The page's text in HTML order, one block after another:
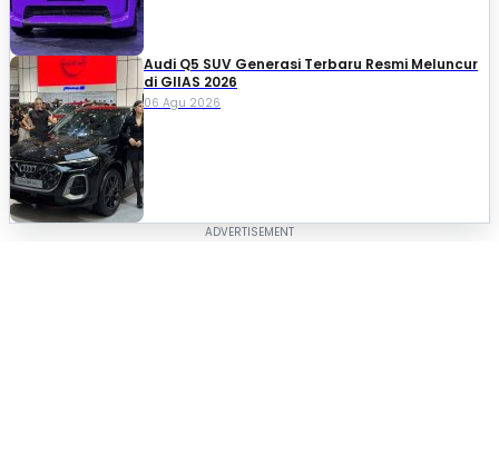
Audi Q5 SUV Generasi Terbaru Resmi Meluncur
di GIIAS 2026
06 Agu 2026